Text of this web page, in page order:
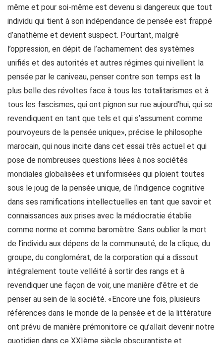
même et pour soi-même est devenu si dangereux que tout
individu qui tient à son indépendance de pensée est frappé
d’anathème et devient suspect. Pourtant, malgré
l’oppression, en dépit de l’acharnement des systèmes
unifiés et des autorités et autres régimes qui nivellent la
pensée par le caniveau, penser contre son temps est la
plus belle des révoltes face à tous les totalitarismes et à
tous les fascismes, qui ont pignon sur rue aujourd’hui, qui se
revendiquent en tant que tels et qui s’assument comme
pourvoyeurs de la pensée unique», précise le philosophe
marocain, qui nous incite dans cet essai très actuel et qui
pose de nombreuses questions liées à nos sociétés
mondiales globalisées et uniformisées qui ploient toutes
sous le joug de la pensée unique, de l’indigence cognitive
dans ses ramifications intellectuelles en tant que savoir et
connaissances aux prises avec la médiocratie établie
comme norme et comme baromètre. Sans oublier la mort
de l’individu aux dépens de la communauté, de la clique, du
groupe, du conglomérat, de la corporation qui a dissout
intégralement toute velléité à sortir des rangs et à
revendiquer une façon de voir, une manière d’être et de
penser au sein de la société. «Encore une fois, plusieurs
références dans le monde de la pensée et de la littérature
ont prévu de manière prémonitoire ce qu’allait devenir notre
quotidien dans ce XXIème siècle obscurantiste et